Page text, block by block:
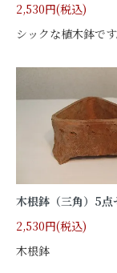
2,530円(税込)
シックな植木鉢です
木根鉢（三角）5点
2,530円(税込)
木根鉢